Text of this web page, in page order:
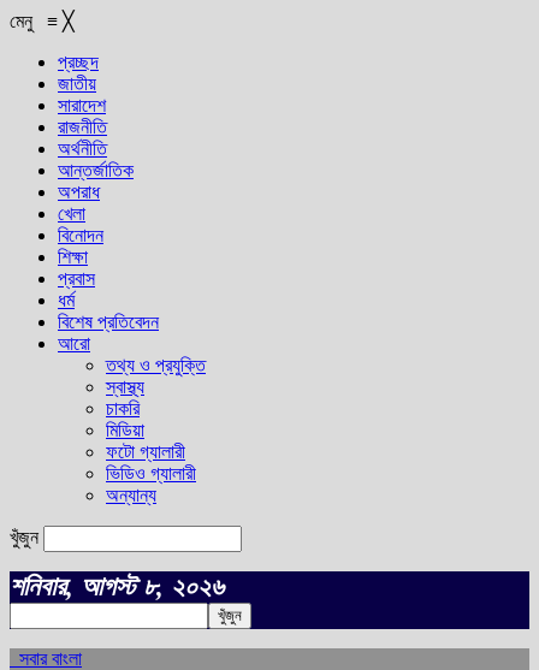
মেনু ≡ ╳
প্রচ্ছদ
জাতীয়
সারাদেশ
রাজনীতি
অর্থনীতি
আন্তর্জাতিক
অপরাধ
খেলা
বিনোদন
শিক্ষা
প্রবাস
ধর্ম
বিশেষ প্রতিবেদন
আরো
তথ্য ও প্রযুক্তি
স্বাস্থ্য
চাকরি
মিডিয়া
ফটো গ্যালারী
ভিডিও গ্যালারী
অন্যান্য
খুঁজুন
শনিবার, আগস্ট ৮, ২০২৬
সবার বাংলা